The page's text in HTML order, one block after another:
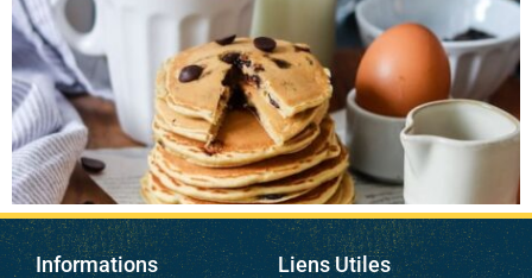
Informations Liens Utiles